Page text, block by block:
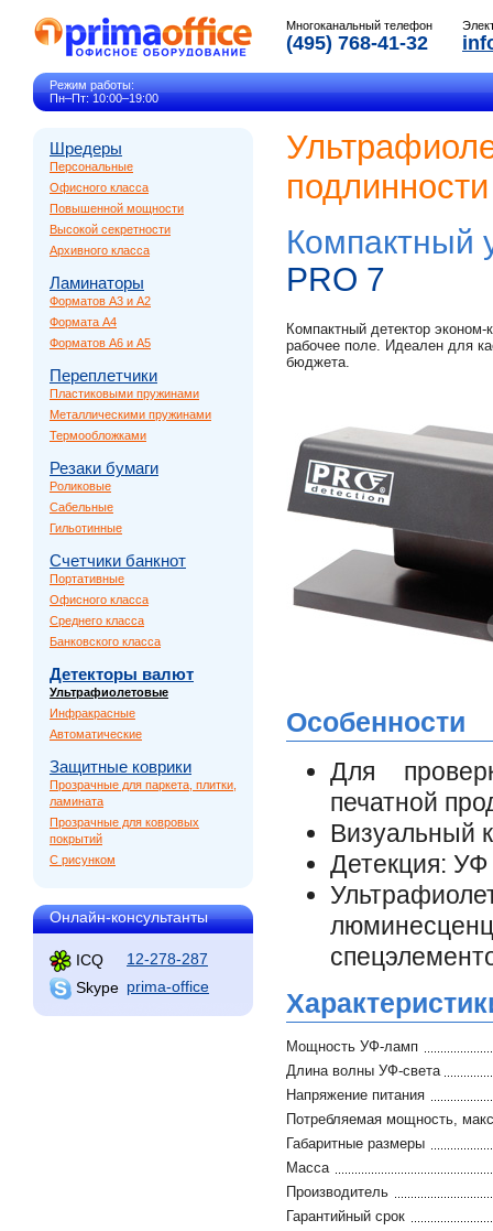
Многоканальный телефон
(495) 768-41-32
Режим работы:
Пн–Пт: 10:00–19:00
Шредеры
Персональные
Офисного класса
Повышенной мощности
Высокой секретности
Архивного класса
Ламинаторы
Форматов A3 и A2
Формата A4
Форматов A6 и A5
Переплетчики
Пластиковыми пружинами
Металлическими пружинами
Термообложками
Резаки бумаги
Роликовые
Сабельные
Гильотинные
Счетчики банкнот
Портативные
Офисного класса
Среднего класса
Банковского класса
Детекторы валют
Ультрафиолетовые
Инфракрасные
Автоматические
Защитные коврики
Прозрачные для паркета, плитки,
ламината
Прозрачные для ковровых
покрытий
С рисунком
Онлайн-консультанты
ICQ
12-278-287
Skype prima-office
Компактный
PRO 7
Компактный детектор
рабочее поле. Идеален для
бюджета.
Особенности
Для
печатной
Визуальный
Детекция: УФ
Мощность УФ-ламп
Длина волны УФ-света
Напряжение питания
Потребляемая мощность,
Габаритные размеры
Масса
Производитель
Гарантийный срок